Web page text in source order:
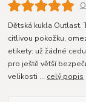
Dětská kukla Outlast.
citlivou pokožku,
etikety: už žádné
pro ještě větší
velikosti ... celý popis